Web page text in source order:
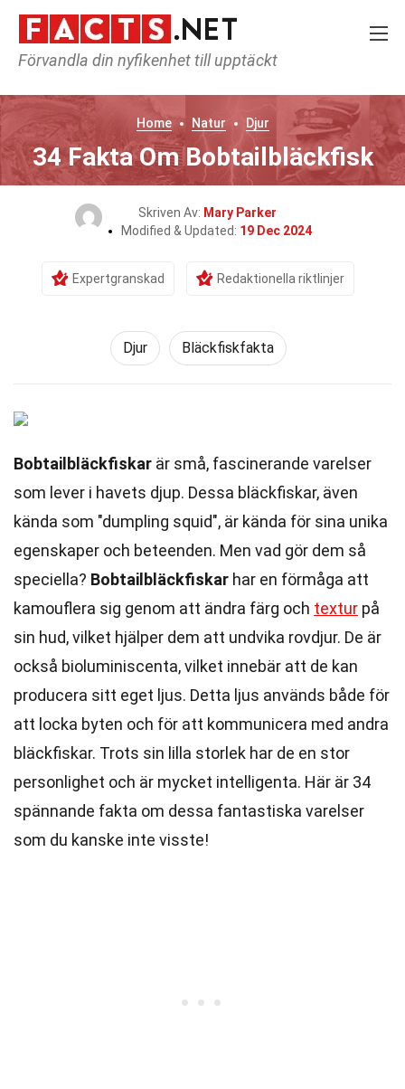
Förvandla din nyfikenhet till upptäckt
Home Natur Djur
34 Fakta Om Bobtailbläckfisk
Skriven Av: Mary Parker
Modified & Updated: 19 Dec 2024
Expertgranskad Redaktionella riktlinjer
Djur Bläckfiskfakta
Bobtailbläckfiskar är små, fascinerande varelser
som lever i havets djup. Dessa bläckfiskar, även
kända som "dumpling squid", är kända för sina unika
egenskaper och beteenden. Men vad gör dem så
speciella? Bobtailbläckfiskar har en förmåga att
kamouflera sig genom att ändra färg och textur på
sin hud, vilket hjälper dem att undvika rovdjur. De är
också bioluminiscenta, vilket innebär att de kan
producera sitt eget ljus. Detta ljus används både för
att locka byten och för att kommunicera med andra
bläckfiskar. Trots sin lilla storlek har de en stor
personlighet och är mycket intelligenta. Här är 34
spännande fakta om dessa fantastiska varelser
som du kanske inte visste!